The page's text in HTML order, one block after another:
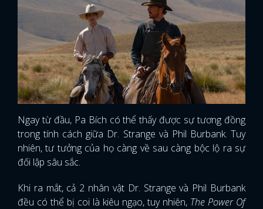
Ngay từ đầu, Pa Bích có thể thấy được sự tương đồng
trong tính cách giữa Dr. Strange và Phil Burbank. Tuy
nhiên, tư tưởng của họ càng về sau càng bộc lộ ra sự
đối lập sâu sắc.
Khi ra mắt, cả 2 nhân vật Dr. Strange và Phil Burbank
đều có thể bị coi là kiêu ngạo, tuy nhiên, The Power Of